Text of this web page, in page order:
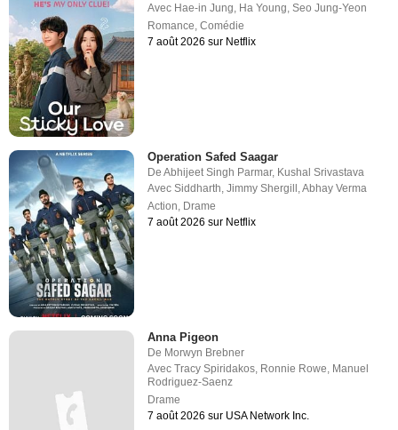
Avec Hae-in Jung Ha Young ,Seo Jung-Yeon
Romance ,Comédie
7 août 2026 sur Netflix
Operation Safed Saagar
DeAbhijeet Singh Parmar, Kushal Srivastava
AvecSiddharth,Jimmy Shergill ,Abhay Verma
Action, Drame
7 août 2026 sur Netflix
Anna Pigeon
De Morwyn Brebner
AvecTracy Spiridakos, Ronnie Rowe, Manuel
Rodriguez-Saenz
Drame
7 août 2026 sur USA Network Inc.